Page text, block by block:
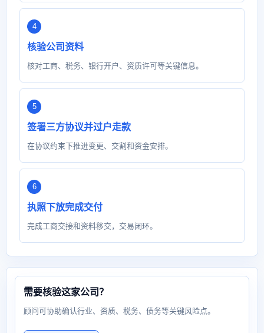
核验公司资料
核对工商、税务、银行开户、资质许可等关键信息。
签署三方协议并过户走款
在协议约束下推进变更、交割和资金安排。
执照下放完成交付
完成工商交接和资料移交，交易闭环。
需要核验这家公司？
顾问可协助确认行业、资质、税务、债务等关键风险点。